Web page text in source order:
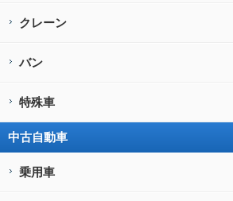
クレーン
バン
特殊車
中古自動車
乗用車